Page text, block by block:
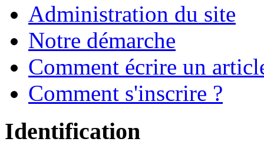
Administration du site
Notre démarche
Comment écrire un
Comment s'inscrire ?
Identification